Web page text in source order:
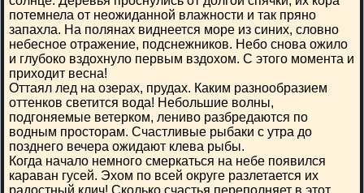
потемнела от неожиданной влажности и так пряно
запахла. На полянах виднеется море из синих, словно
небесное отражение, подснежников. Небо снова ожило
и глубоко вздохнуло первым вздохом. С этого момента и
приходит весна!
Оттаял лед на озерах, прудах. Каким разнообразием
оттенков светится вода! Небольшие волны,
подгоняемые ветерком, лениво разбредаются по
водным просторам. Счастливые рыбаки с утра до
позднего вечера ожидают клева рыбы.
Когда начало немного смеркаться на небе появился
караван гусей. Эхом по всей округе разлетается их
радостный клич! Сколько счастья переполняет в этот